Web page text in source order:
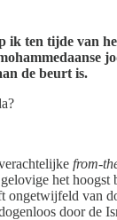
ik ten tijde van
de beurt is.
from-
het hoogst
ongetwijfeld van
door de